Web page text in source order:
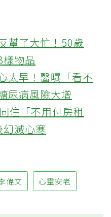
幫了大忙！50歲
物品
太早！醫曝「看不
尿病風險大增
住「不用付房租
滅心寒
偉文 心靈安老